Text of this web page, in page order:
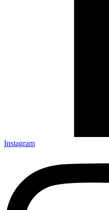
Instagram